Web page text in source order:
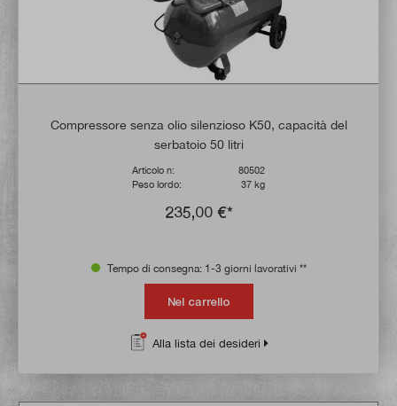
Compressore senza olio silenzioso K50, capacità del
serbatoio 50 litri
Articolo n:
80502
Peso lordo:
37 kg
235,00 €*
Tempo di consegna: 1-3 giorni lavorativi **
Nel carrello
Alla lista dei desideri